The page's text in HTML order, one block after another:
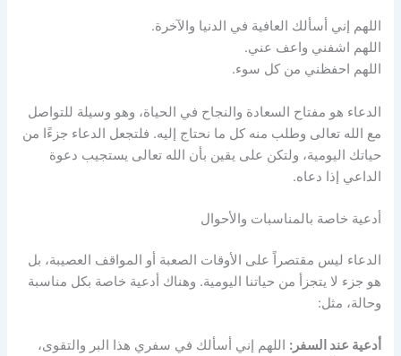
اللهم إني أسألك العافية في الدنيا والآخرة.
اللهم اشفني واعف عني.
اللهم احفظني من كل سوء.
الدعاء هو مفتاح السعادة والنجاح في الحياة، وهو وسيلة للتواصل
مع الله تعالى وطلب منه كل ما نحتاج إليه. فلتجعل الدعاء جزءًا من
حياتك اليومية، ولتكن على يقين بأن الله تعالى يستجيب دعوة
الداعي إذا دعاه.
أدعية خاصة بالمناسبات والأحوال
الدعاء ليس مقتصراً على الأوقات الصعبة أو المواقف العصيبة، بل
هو جزء لا يتجزأ من حياتنا اليومية. وهناك أدعية خاصة بكل مناسبة
وحالة، مثل:
أدعية عند السفر: اللهم إني أسألك في سفري هذا البر والتقوى،